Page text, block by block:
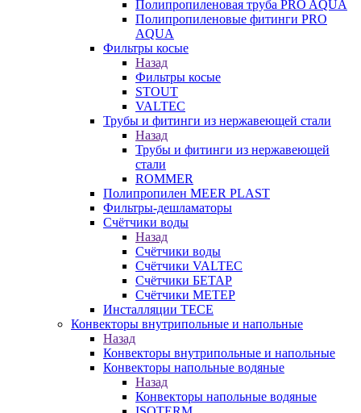
Полипропиленовая труба PRO AQUA
Полипропиленовые фитинги PRO
AQUA
Фильтры косые
Назад
Фильтры косые
STOUT
VALTEC
Трубы и фитинги из нержавеющей стали
Назад
Трубы и фитинги из нержавеющей
стали
ROMMER
Полипропилен MEER PLAST
Фильтры-дешламаторы
Счётчики воды
Назад
Счётчики воды
Счётчики VALTEC
Счётчики БЕТАР
Счётчики МЕТЕР
Инсталляции TECE
Конвекторы внутрипольные и напольные
Назад
Конвекторы внутрипольные и напольные
Конвекторы напольные водяные
Назад
Конвекторы напольные водяные